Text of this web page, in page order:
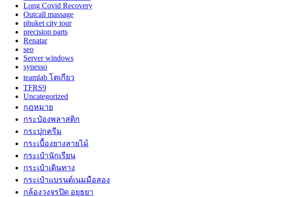
Long Covid Recovery
Outcall massage
phuket city tour
precision parts
Renatar
seo
Server windows
synesso
teamlab โตเกียว
TFRS9
Uncategorized
กฎหมาย
กระป๋องพลาสติก
กระปุกครีม
กระเบื้องยางลายไม้
กระเป๋านักเรียน
กระเป๋าเดินทาง
กระเป๋าแบรนด์เนมมือสอง
กล้องวงจรปิด อยุธยา